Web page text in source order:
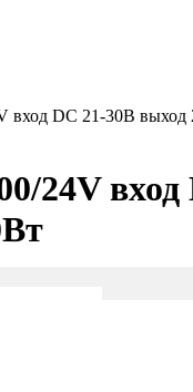
вход DC 21-30В
24V вход